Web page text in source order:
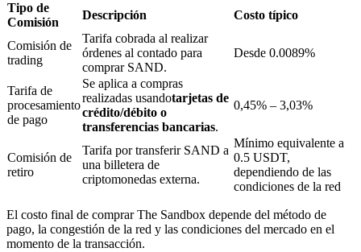
Préstamos
Servicio de préstamos respaldado por criptomonedas
Obtenga ganancias a largo plazo e intereses flexibles
Tipo de
Comisión
Descripción Costo típico
Comisión de
trading
Tarifa cobrada al realizar
órdenes al contado para
comprar SAND.
Desde 0.0089%
Tarifa de
procesamiento
de pago
Se aplica a compras
realizadas usandotarjetas de
crédito/débito o
transferencias bancarias.
0,45% – 3,03%
Comisión de
retiro
Tarifa por transferir SAND a
una billetera de
criptomonedas externa.
Mínimo equivalente a
0.5 USDT,
dependiendo de las
condiciones de la red
El costo final de comprar The Sandbox depende del método de
pago, la congestión de la red y las condiciones del mercado en el
momento de la transacción.